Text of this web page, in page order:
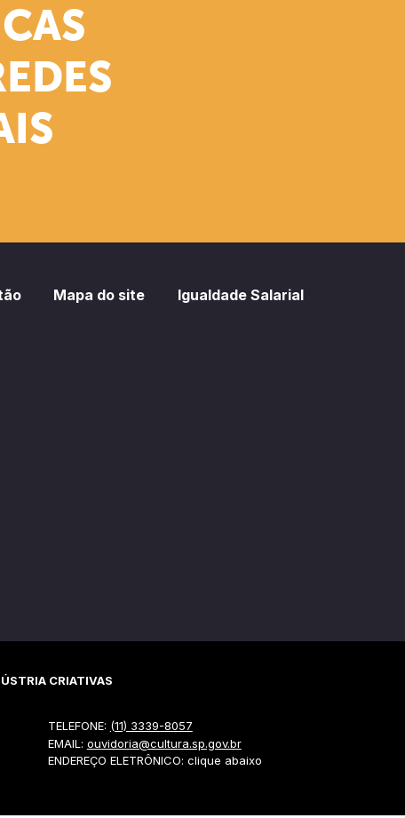
Mapa do site Igualdade Salarial
CRIATIVAS
TELEFONE: (11) 3339-8057
EMAIL: ouvidoria@cultura.sp.gov.br
ENDEREÇO ELETRÔNICO: clique abaixo